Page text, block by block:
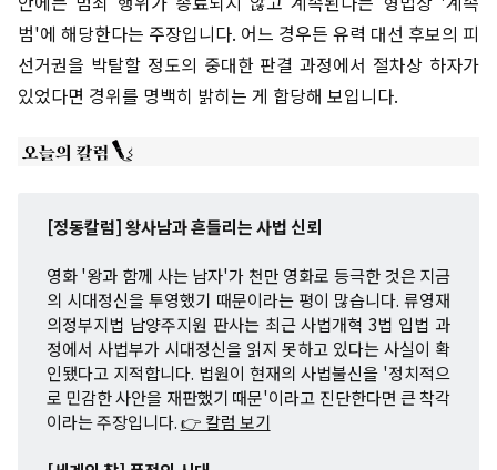
범'에 해당한다는 주장입니다. 어느 경우든 유력 대선 후보의 피
선거권을 박탈할 정도의 중대한 판결 과정에서 절차상 하자가
있었다면 경위를 명백히 밝히는 게 합당해 보입니다.
[정동칼럼] 왕사남과 흔들리는 사법 신뢰
영화 '왕과 함께 사는 남자'가 천만 영화로 등극한 것은 지금
의 시대정신을 투영했기 때문이라는 평이 많습니다. 류영재
의정부지법 남양주지원 판사는 최근 사법개혁 3법 입법 과
정에서 사법부가 시대정신을 읽지 못하고 있다는 사실이 확
인됐다고 지적합니다. 법원이 현재의 사법불신을 '정치적으
로 민감한 사안을 재판했기 때문'이라고 진단한다면 큰 착각
이라는 주장입니다.👉 칼럼 보기